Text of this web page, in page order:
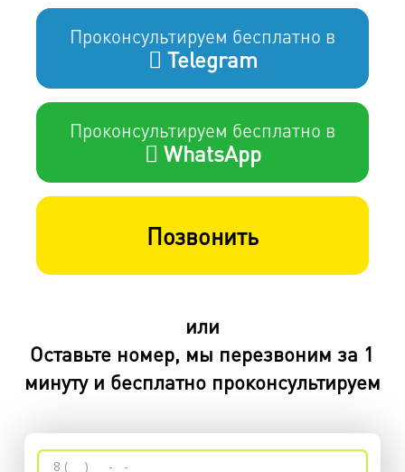
Проконсультируем бесплатно в
Telegram
Проконсультируем бесплатно в
WhatsApp
Позвонить
или
Оставьте номер, мы перезвоним за 1
минуту и бесплатно проконсультируем